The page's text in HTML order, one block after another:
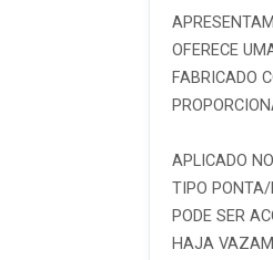
OFERECE
FABRICADO
APLICADO
TIPO PONTA/
PODE SER
HAJA